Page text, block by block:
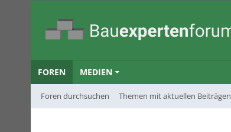
FOREN
Foren durchsuchen Themen mit aktuellen Beiträgen
MEDIEN